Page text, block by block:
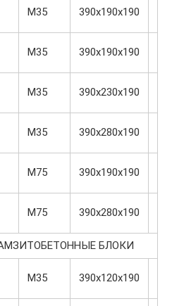
М35 390х190х190
М35 390х190х190
М35 390х230х190
М35 390х280х190
М75 390х190х190
М75 390х280х190
БЛОКИ
М35 390х120х190